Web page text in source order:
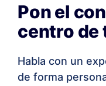
Pon el
centro de
Habla con un
de forma